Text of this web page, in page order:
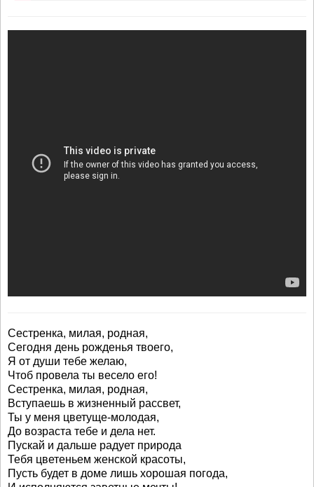
Сестренка, милая, родная,
Сегодня день рожденья твоего,
Я от души тебе желаю,
Чтоб провела ты весело его!
Сестренка, милая, родная,
Вступаешь в жизненный рассвет,
Ты у меня цветуще-молодая,
До возраста тебе и дела нет.
Пускай и дальше радует природа
Тебя цветеньем женской красоты,
Пусть будет в доме лишь хорошая погода,